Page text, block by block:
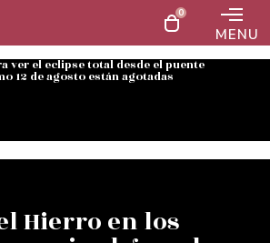
0
MENU
ver el eclipse total desde el puente
12 de agosto están agotadas
Hierro en los